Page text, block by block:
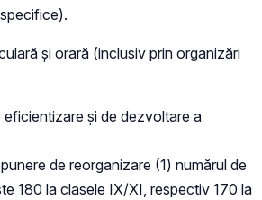
și orară (inclusiv prin organizări
și de dezvoltare a
de reorganizare (1) numărul de
180 la clasele IX/XI, respectiv 170 la